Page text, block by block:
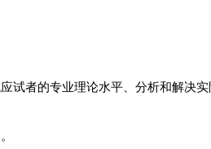
试者的专业理论水平、分析和解决